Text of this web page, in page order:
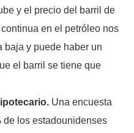
y el precio del barril de
en el petróleo nos
baja y puede haber un
el barril se tiene que
Una encuesta
los estadounidenses